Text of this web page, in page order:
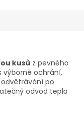
kusů z pevného
výborně ochrání,
odvětrávání po
odvod tepla